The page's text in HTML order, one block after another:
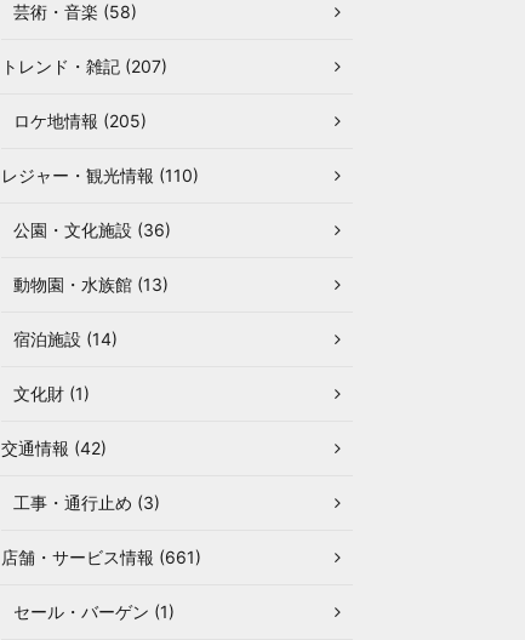
芸術・音楽 (58)
トレンド・雑記 (207)
ロケ地情報 (205)
レジャー・観光情報 (110)
公園・文化施設 (36)
動物園・水族館 (13)
宿泊施設 (14)
文化財 (1)
交通情報 (42)
工事・通行止め (3)
店舗・サービス情報 (661)
セール・バーゲン (1)